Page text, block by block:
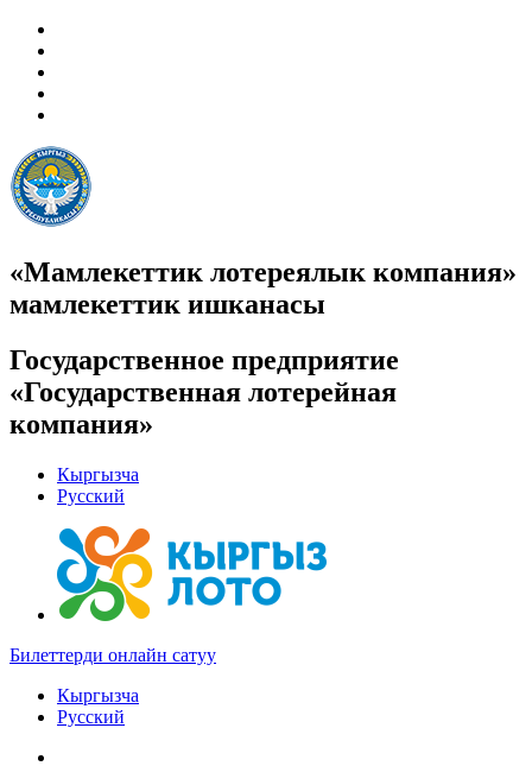
«Мамлекеттик лотереялык компания»
мамлекеттик ишканасы
Государственное предприятие
«Государственная лотерейная
компания»
Кыргызча
Русский
Билеттерди онлайн сатуу
Кыргызча
Русский